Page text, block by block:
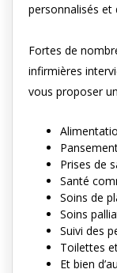
personnalisés et
Fortes de
infirmières
vous proposer
Prises de
Santé
Soins de
Soins
Suivi des
Toilettes
Et bien